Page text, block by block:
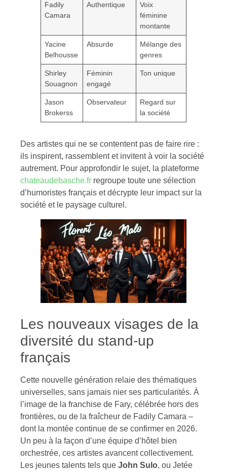
Fadily
Camara
Authentique
Voix
féminine
montante
Yacine
Belhousse
Absurde
Mélange des
genres
Shirley
Souagnon
Féminin
engagé
Ton unique
Jason
Brokerss
Observateur
Regard sur
la société
Des artistes qui ne se contentent pas de faire rire :
ils inspirent, rassemblent et invitent à voir la société
autrement. Pour approfondir le sujet, la plateforme
chateaudebasche.fr regroupe toute une sélection
d’humoristes français et décrypte leur impact sur la
société et le paysage culturel.
Les nouveaux visages de la
diversité du stand-up
français
Cette nouvelle génération relaie des thématiques
universelles, sans jamais nier ses particularités. À
l’image de la franchise de Fary, célébrée hors des
frontières, ou de la fraîcheur de Fadily Camara –
dont la montée continue de se confirmer en 2026.
Un peu à la façon d’une équipe d’hôtel bien
orchestrée, ces artistes avancent collectivement.
Les jeunes talents tels que John Sulo, ou Jetée